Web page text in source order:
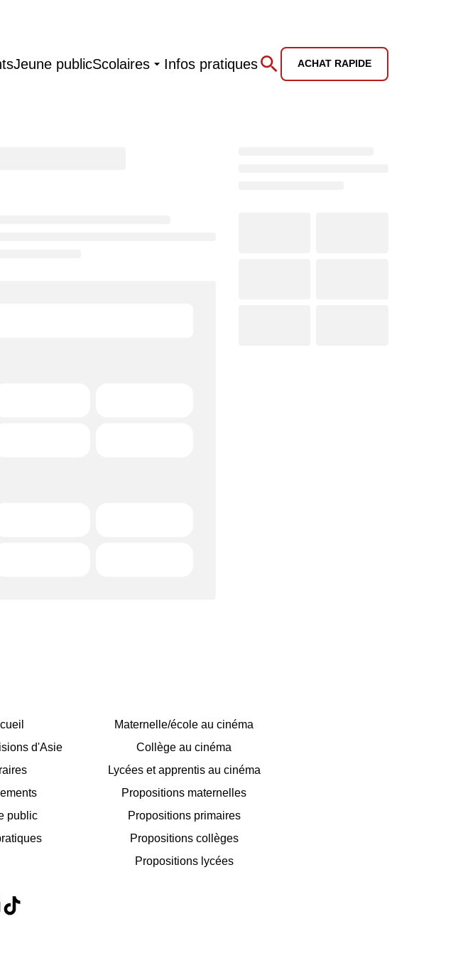
Jeune publicScolaires Infos pratiques ACHAT RAPIDE
d'Asie
public
Maternelle/école au cinéma
Collège au cinéma
Lycées et apprentis au cinéma
Propositions maternelles
Propositions primaires
Propositions collèges
Propositions lycées